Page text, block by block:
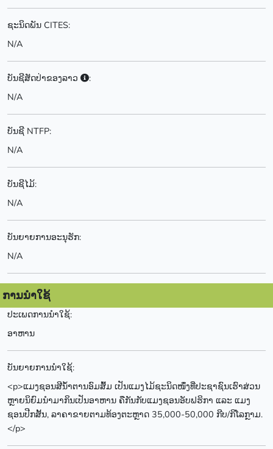
ຊະນິດພັນ CITES:
N/A
ບັນຊີສັດປ່າຂອງລາວ
:
N/A
ບັນຊີ NTFP:
N/A
ບັນຊີໄມ້:
N/A
ບັນຍາຍການອະນຸຮັກ:
N/A
ການນຳໃຊ້
ປະເພດການນຳໃຊ້:
ອາຫານ
ບັນຍາຍການນຳໃຊ້:
<p>ແມງຊອນສີນໍ້າຕານອົມສົ້ມ ເປັນແມງໄມ້ຊະນິດໜຶ່ງທີ່ປະຊາຊົນເຮົາສ່ວນ
ຫຼາຍນິຍົມນໍາມາກິນເປັນອາຫານ ຄືກັນກັບແມງຊອນອັບຟຮິກາ ແລະ ແມງ
ຊອນປີກສັ້ນ, ລາຄາຂາຍຕາມທ້ອງຕະຫຼາດ 35,000-50,000 ກີບ/ກິໂລກຼາມ.
</p>